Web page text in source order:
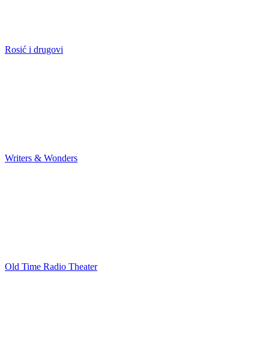
Rosić i drugovi
Writers & Wonders
Old Time Radio Theater